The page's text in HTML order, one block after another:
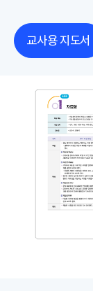
교사용 지도서